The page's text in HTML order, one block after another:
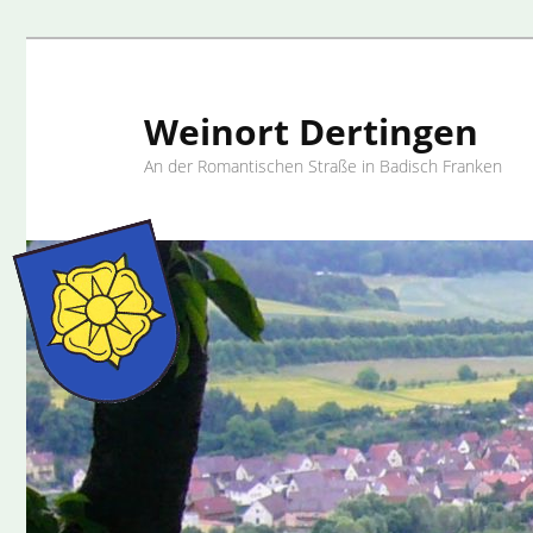
Weinort Dertingen
An der Romantischen Straße in Badisch Franken